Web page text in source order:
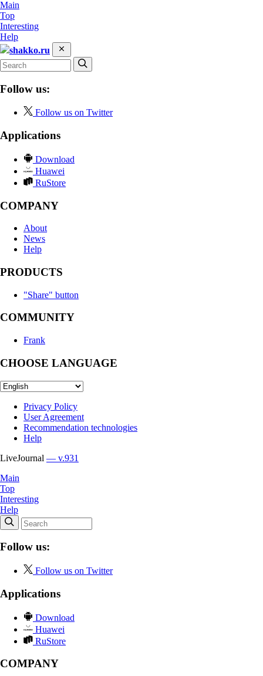
Main
Top
Interesting
Help
shakko.ru
Follow us:
Follow us on Twitter
Applications
Download
Huawei
RuStore
COMPANY
About
News
Help
PRODUCTS
"Share" button
COMMUNITY
Frank
CHOOSE LANGUAGE
Privacy Policy
User Agreement
Recommendation technologies
Help
LiveJournal — v.931
Main
Top
Interesting
Help
Follow us:
Follow us on Twitter
Applications
Download
Huawei
RuStore
COMPANY